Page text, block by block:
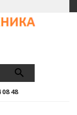
08 48